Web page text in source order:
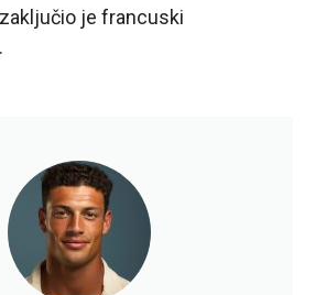
je francuski